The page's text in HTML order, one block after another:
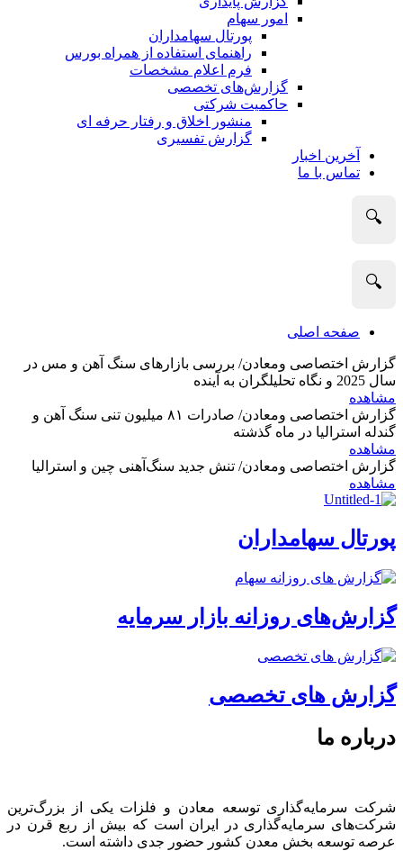
امور سهام
پورتال سهامداران
راهنمای استفاده از همراه بورس
فرم اعلام مشخصات
گزارش‌های تخصصی
حاکمیت شرکتی
منشور اخلاق و رفتار حرفه­ ای
گزارش تفسیری
آخرین اخبار
تماس با ما
🔍
🔍
صفحه اصلی
گزارش اختصاصی ومعادن/ بررسی بازارهای سنگ آهن و مس در
سال 2025 و نگاه تحلیلگران به آینده
مشاهده
گزارش اختصاصی ومعادن/ صادرات ۸۱ میلیون تنی سنگ آهن و
گندله استرالیا در ماه گذشته
مشاهده
گزارش اختصاصی ومعادن/ تنش جدید سنگ‌آهنی چین و استرالیا
مشاهده
پورتال سهامداران
گزارش‌های روزانه بازار سرمایه
گزارش های تخصصی
درباره ما
شرکت سرمایه‌گذاری توسعه معادن و فلزات یکی از بزرگ‌ترین
شرکت‌های سرمایه‌گذاری در ایران است که بیش از ربع قرن در
عرصه توسعه بخش معدن کشور حضور جدی داشته است.